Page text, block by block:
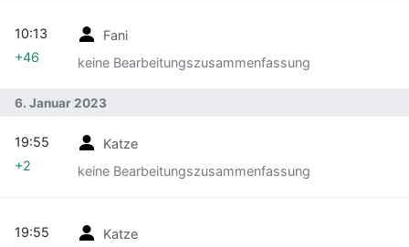
Fani
keine Bearbeitungszusammenfassung
10:13
+46
6. Januar 2023
Katze
keine Bearbeitungszusammenfassung
19:55
+2
Katze
19:55